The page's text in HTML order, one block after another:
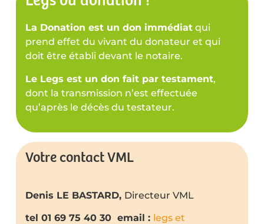
La Donation est un don immédiat qui
prend effet du vivant du donateur et qui
doit être établi devant le notaire.
Le Legs est un don fait par testament,
dont la transmission n’est effectuée
qu’après le décès du testateur.
Votre contact VML
Denis LE BASTARD, Directeur VML
tel 01 69 75 40 30 email : legs et